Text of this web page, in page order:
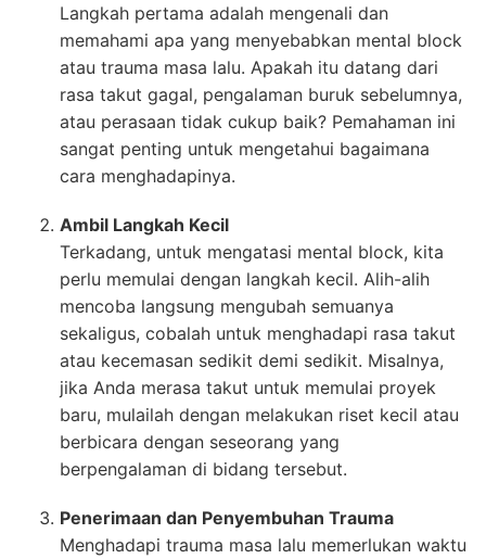
Langkah pertama adalah mengenali dan
memahami apa yang menyebabkan mental block
atau trauma masa lalu. Apakah itu datang dari
rasa takut gagal, pengalaman buruk sebelumnya,
atau perasaan tidak cukup baik? Pemahaman ini
sangat penting untuk mengetahui bagaimana
cara menghadapinya.
Ambil Langkah Kecil
Terkadang, untuk mengatasi mental block, kita
perlu memulai dengan langkah kecil. Alih-alih
mencoba langsung mengubah semuanya
sekaligus, cobalah untuk menghadapi rasa takut
atau kecemasan sedikit demi sedikit. Misalnya,
jika Anda merasa takut untuk memulai proyek
baru, mulailah dengan melakukan riset kecil atau
berbicara dengan seseorang yang
berpengalaman di bidang tersebut.
Penerimaan dan Penyembuhan Trauma
Menghadapi trauma masa lalu memerlukan waktu